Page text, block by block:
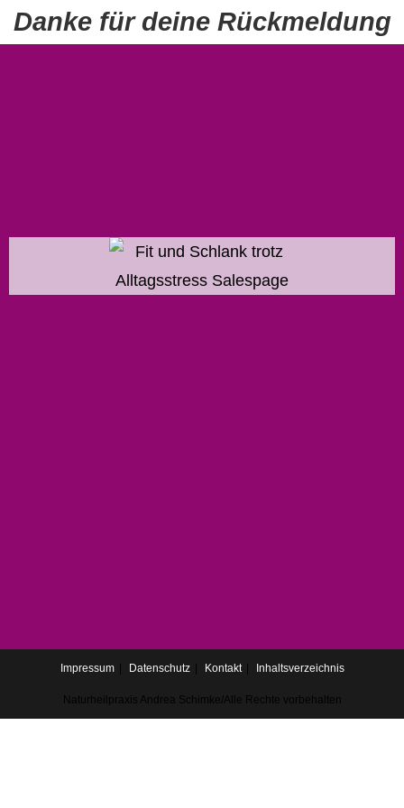
Danke für deine Rückmeldung
Impressum Datenschutz Kontakt Inhaltsverzeichnis
Naturheilpraxis Andrea Schimke/Alle Rechte vorbehalten